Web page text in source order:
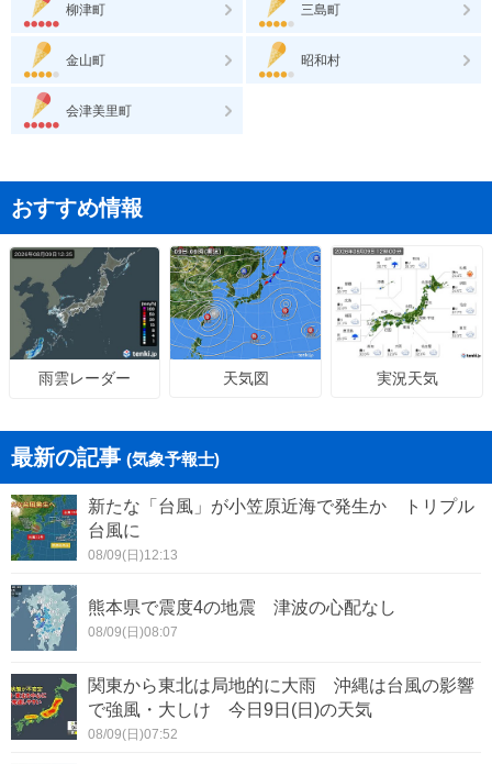
柳津町 三島町
金山町 昭和村
会津美里町
おすすめ情報
雨雲レーダー 天気図 実況天気
最新の記事 (気象予報士)
新たな「台風」が小笠原近海で発生か トリプル
台風に
08/09(日)12:13
熊本県で震度4の地震 津波の心配なし
08/09(日)08:07
関東から東北は局地的に大雨 沖縄は台風の影響
で強風・大しけ 今日9日(日)の天気
08/09(日)07:52